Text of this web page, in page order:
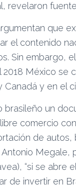
revelaron
que
el contenido
Sin embargo,
México se
y en el
un
comercio
de autos,
“si se abre
de invertir en